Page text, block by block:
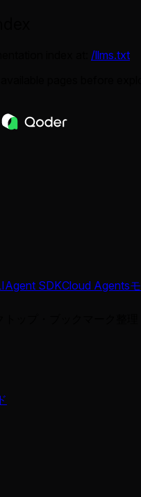
/llms.txt
Agent SDKCloud Agents